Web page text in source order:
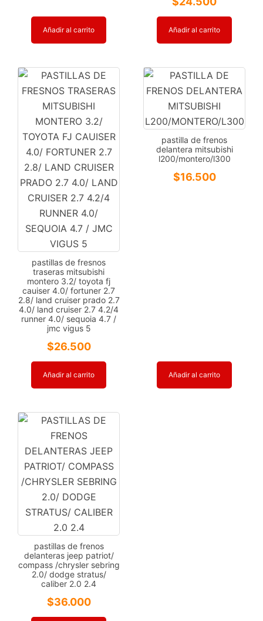
Añadir al carrito Añadir al carrito
pastillas de fresnos
traseras mitsubishi
montero 3.2/ toyota fj
cauiser 4.0/ fortuner 2.7
2.8/ land cruiser prado 2.7
4.0/ land cruiser 2.7 4.2/4
runner 4.0/ sequoia 4.7 /
jmc vigus 5
$26.500
Añadir al carrito
pastilla de frenos
delantera mitsubishi
l200/montero/l300
$16.500
Añadir al carrito
pastillas de frenos
delanteras jeep patriot/
compass /chrysler sebring
2.0/ dodge stratus/
caliber 2.0 2.4
$36.000